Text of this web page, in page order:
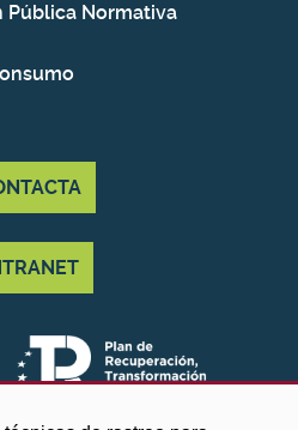
Pública Normativa